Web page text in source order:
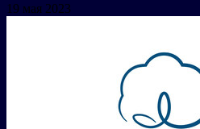
19 мая 2023